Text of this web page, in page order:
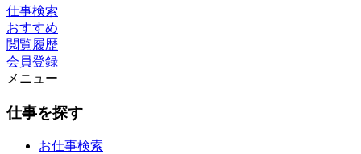
仕事検索
おすすめ
閲覧履歴
会員登録
メニュー
仕事を探す
お仕事検索